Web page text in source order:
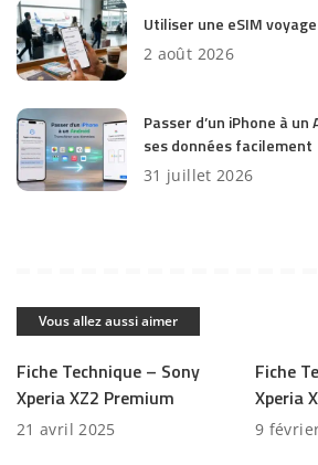
Utiliser une eSIM
2 août 2026
Passer d’un iPhone à
ses données facilement
31 juillet 2026
Vous allez aussi aimer
Fiche Technique – Sony
Xperia XZ2 Premium
21 avril 2025
Fiche
Xperia
9